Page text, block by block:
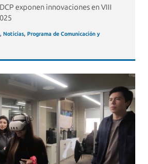
exponen innovaciones en VIII
, Noticias, Programa de Comunicación y